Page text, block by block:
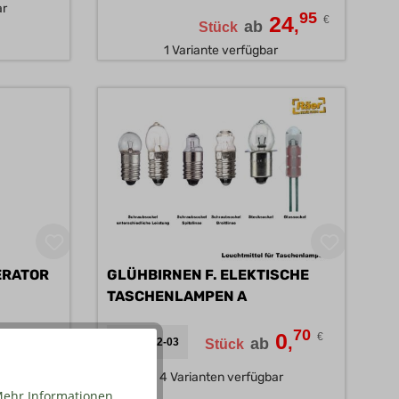
Stück ab 24,95 €
1 Variante verfügbar
, 95
GLÜHBIRNEN F. ELEKTISCHE
TASCHENLAMPEN A
57179-02-03 Stück ab 0,70 €
4 Varianten verfügbar